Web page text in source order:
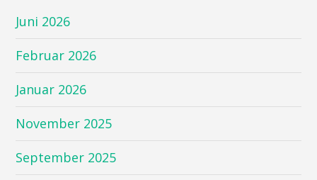
Juni 2026
Februar 2026
Januar 2026
November 2025
September 2025